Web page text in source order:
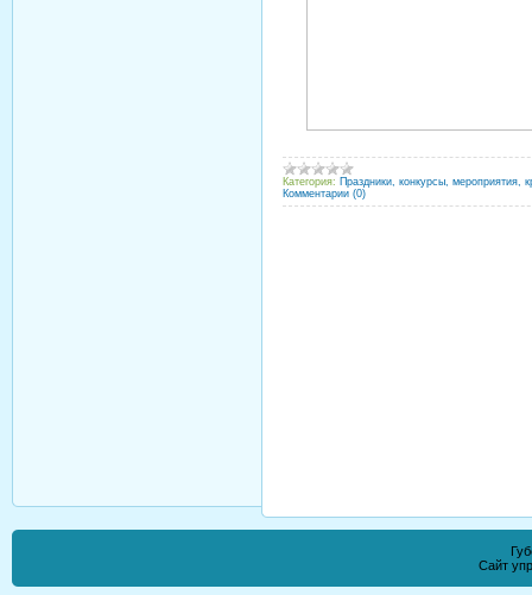
Категория: Праздники, конкурсы, мероприятия,
Комментарии (0)
Сайт